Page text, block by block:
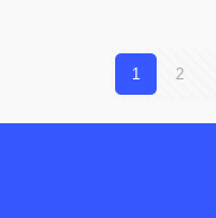
1 2